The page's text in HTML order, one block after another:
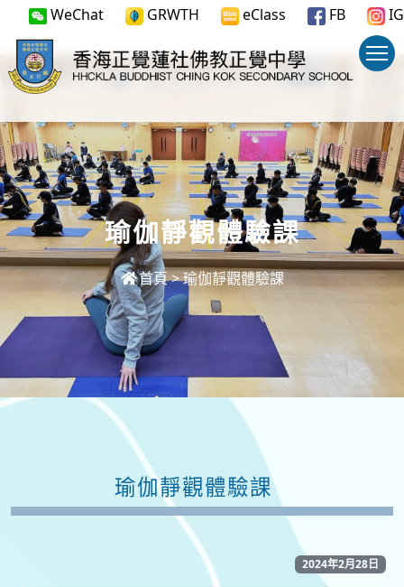
WeChat GRWTH eClass FB IG
瑜伽靜觀體驗課
首頁>瑜伽靜觀體驗課
瑜伽靜觀體驗課
2024年2月28日